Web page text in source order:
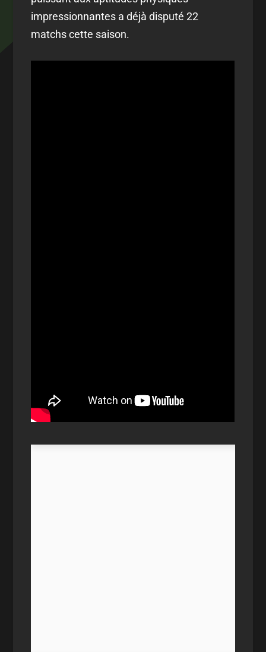
impressionnantes a déjà disputé 22
matchs cette saison.